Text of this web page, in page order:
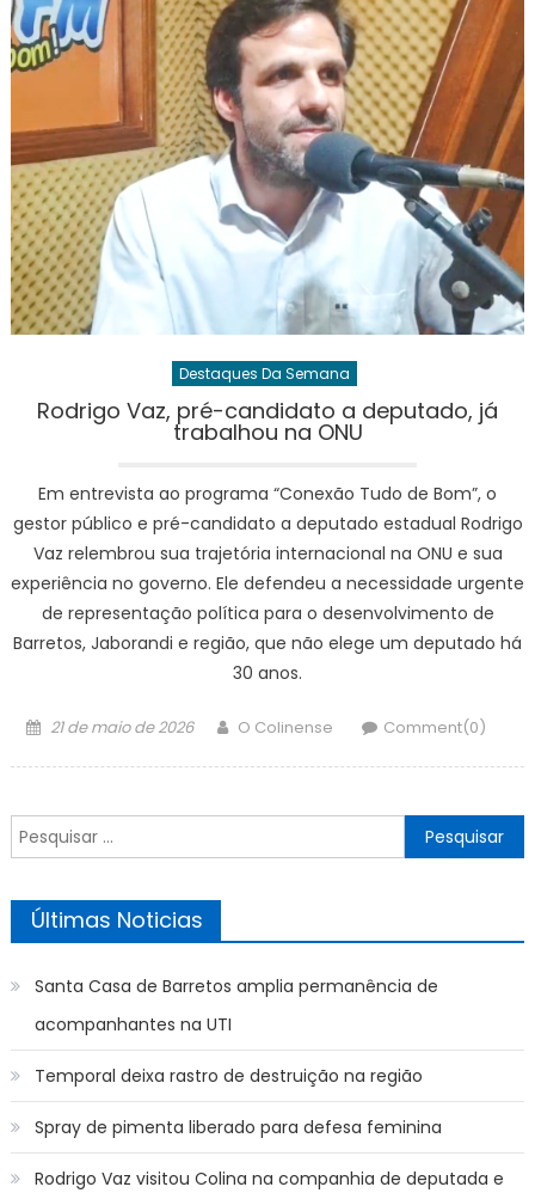
Destaques Da Semana
Rodrigo Vaz, pré-candidato a deputado, já
trabalhou na ONU
Em entrevista ao programa “Conexão Tudo de Bom”, o
gestor público e pré-candidato a deputado estadual Rodrigo
Vaz relembrou sua trajetória internacional na ONU e sua
experiência no governo. Ele defendeu a necessidade urgente
de representação política para o desenvolvimento de
Barretos, Jaborandi e região, que não elege um deputado há
30 anos.
Posted
21 de maio de 2026 Author
O Colinense Comment(0)
Pesquisar
por:
Últimas Noticias
Santa Casa de Barretos amplia permanência de
acompanhantes na UTI
Temporal deixa rastro de destruição na região
Spray de pimenta liberado para defesa feminina
Rodrigo Vaz visitou Colina na companhia de deputada e